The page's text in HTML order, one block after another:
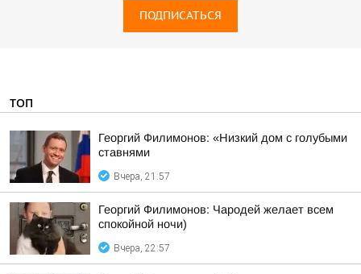
ПОДПИСАТЬСЯ
ТОП
Георгий Филимонов: «Низкий дом с голубыми
ставнями
Вчера, 21:57
Георгий Филимонов: Чародей желает всем
спокойной ночи)
Вчера, 22:57